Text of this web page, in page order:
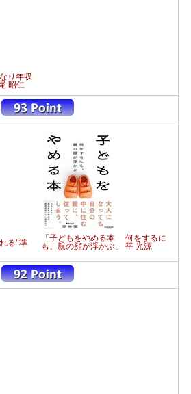
り年収
昭仁
る"準
「子どもをやめる本 何をするに
も、親の顔が浮かぶ」 平 光源